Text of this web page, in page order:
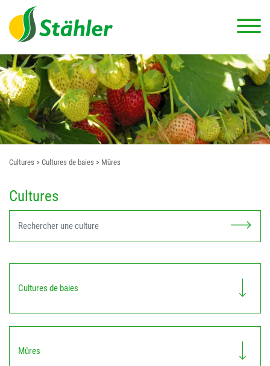
Cultures > Cultures de baies > Mûres
Cultures
Cultures de baies
Mûres